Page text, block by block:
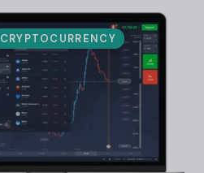
CRYPTOCURRENCY